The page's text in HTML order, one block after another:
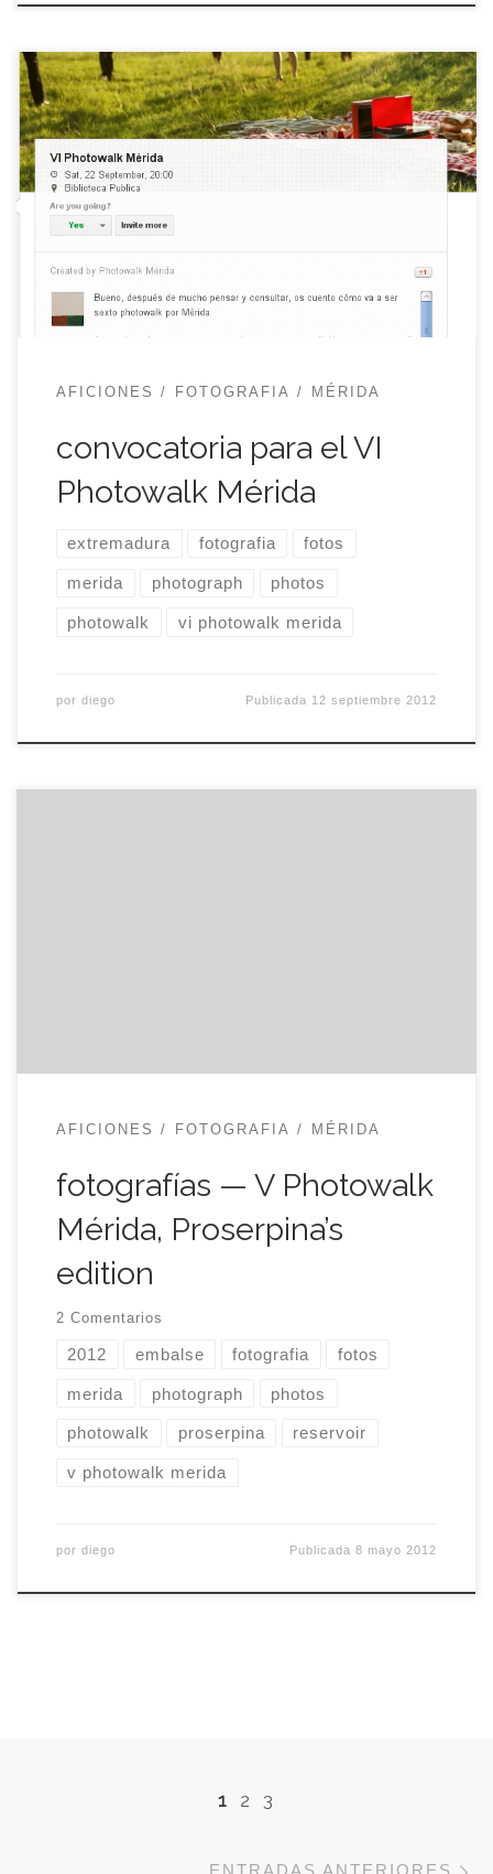
La caminata fotográfica que tenía que haberse
celebrado en julio vuelve con fuerza en
septiembre. Más vale tarde que nunca, dicen. En
esta ocasión se hará el 22 de septiembre, a las
20:00 horas y saldremos del Parque de las Siete
Sillas. También habrá un par de objetivos y un […]
AFICIONES FOTOGRAFIA MÉRIDA
convocatoria para el VI
Photowalk Mérida
extremadura fotografia fotos
merida photograph photos
photowalk vi photowalk merida
por diego Publicada 12 septiembre 2012
AFICIONES FOTOGRAFIA MÉRIDA
fotografías — V Photowalk
Mérida, Proserpina’s
edition
2 Comentarios
2012 embalse fotografia fotos
merida photograph photos
photowalk proserpina reservoir
v photowalk merida
por diego Publicada8 mayo 2012
Navegación de entradas
1 2 3